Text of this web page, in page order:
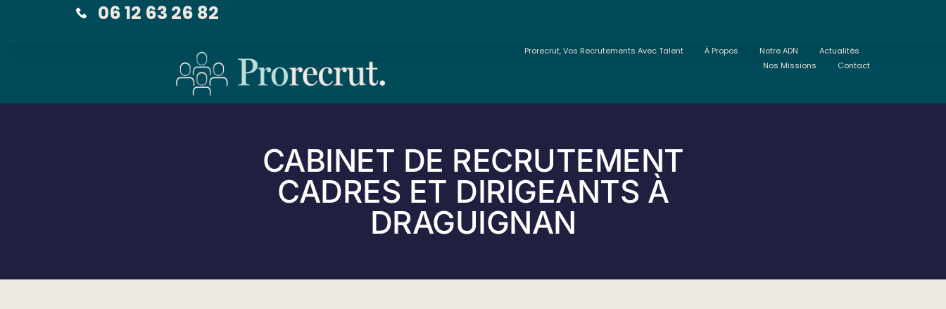
06 12 63 26 82
Prorecrut, Vos Recrutements Avec Talent À Propos Notre ADN
Actualités
Nos Missions
Contact
CABINET DE RECRUTEMENT
CADRES ET DIRIGEANTS À
DRAGUIGNAN